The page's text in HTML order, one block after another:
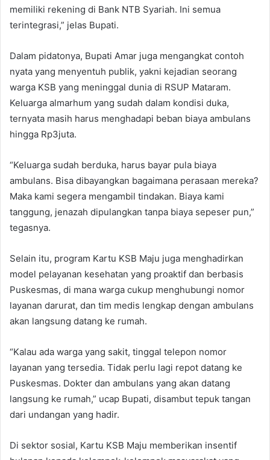
memiliki rekening di Bank NTB Syariah. Ini semua
terintegrasi,” jelas Bupati.
Dalam pidatonya, Bupati Amar juga mengangkat contoh
nyata yang menyentuh publik, yakni kejadian seorang
warga KSB yang meninggal dunia di RSUP Mataram.
Keluarga almarhum yang sudah dalam kondisi duka,
ternyata masih harus menghadapi beban biaya ambulans
hingga Rp3juta.
“Keluarga sudah berduka, harus bayar pula biaya
ambulans. Bisa dibayangkan bagaimana perasaan mereka?
Maka kami segera mengambil tindakan. Biaya kami
tanggung, jenazah dipulangkan tanpa biaya sepeser pun,”
tegasnya.
Selain itu, program Kartu KSB Maju juga menghadirkan
model pelayanan kesehatan yang proaktif dan berbasis
Puskesmas, di mana warga cukup menghubungi nomor
layanan darurat, dan tim medis lengkap dengan ambulans
akan langsung datang ke rumah.
“Kalau ada warga yang sakit, tinggal telepon nomor
layanan yang tersedia. Tidak perlu lagi repot datang ke
Puskesmas. Dokter dan ambulans yang akan datang
langsung ke rumah,” ucap Bupati, disambut tepuk tangan
dari undangan yang hadir.
Di sektor sosial, Kartu KSB Maju memberikan insentif